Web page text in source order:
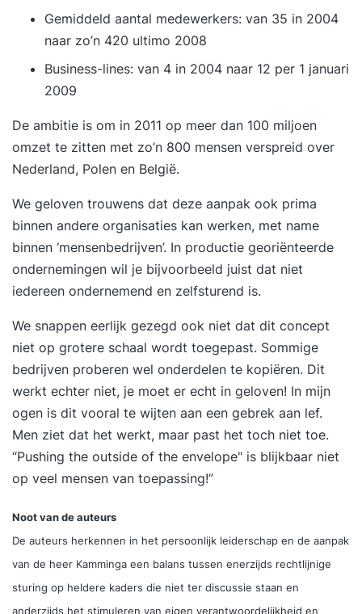
Gemiddeld aantal medewerkers: van 35 in 2004
naar zo’n 420 ultimo 2008
Business-lines: van 4 in 2004 naar 12 per 1 januari
2009
De ambitie is om in 2011 op meer dan 100 miljoen
omzet te zitten met zo’n 800 mensen verspreid over
Nederland, Polen en België.
We geloven trouwens dat deze aanpak ook prima
binnen andere organisaties kan werken, met name
binnen ‘mensenbedrijven’. In productie georiënteerde
ondernemingen wil je bijvoorbeeld juist dat niet
iedereen ondernemend en zelfsturend is.
We snappen eerlijk gezegd ook niet dat dit concept
niet op grotere schaal wordt toegepast. Sommige
bedrijven proberen wel onderdelen te kopiëren. Dit
werkt echter niet, je moet er echt in geloven! In mijn
ogen is dit vooral te wijten aan een gebrek aan lef.
Men ziet dat het werkt, maar past het toch niet toe.
“Pushing the outside of the envelope" is blijkbaar niet
op veel mensen van toepassing!”
Noot van de auteurs
De auteurs herkennen in het persoonlijk leiderschap en de aanpak
van de heer Kamminga een balans tussen enerzijds rechtlijnige
sturing op heldere kaders die niet ter discussie staan en
anderzijds het stimuleren van eigen verantwoordelijkheid en